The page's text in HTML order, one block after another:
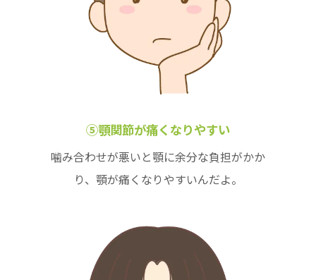
⑤顎関節が痛くなりやすい
噛み合わせが悪いと顎に余分な負担がかか
り、顎が痛くなりやすいんだよ。